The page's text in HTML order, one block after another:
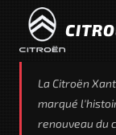
La Citroën
marqué
renouveau du